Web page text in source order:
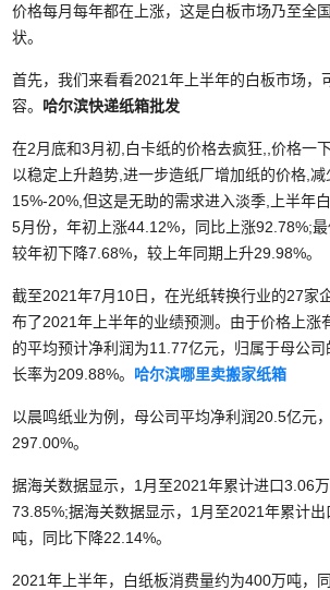
价格每月每年都在上涨，这是白板市场乃至全
状。
首先，我们来看看2021年上半年的白板市场，
容。 哈尔滨快递纸箱批发
在2月底和3月初,白卡纸的价格去疯狂,,价格一
以稳定上升趋势,进一步造纸厂增加纸的价格,
15%-20%,但这是无助的需求进入淡季,上半年
5月份，年初上涨44.12%，同比上涨92.78%;最
较年初下降7.68%，较上年同期上升29.98%。
截至2021年7月10日，在光纸转换行业的27家
布了2021年上半年的业绩预测。由于价格上涨
的平均预计净利润为11.77亿元，归属于母公
长率为209.88%。 哈尔滨哪里卖搬家纸箱
以晨鸣纸业为例，母公司平均净利润20.5亿元
297.00%。
据海关数据显示，1月至2021年累计进口3.06
73.85%;据海关数据显示，1月至2021年累计
吨，同比下降22.14%。
2021年上半年，白纸板消费量约为400万吨，